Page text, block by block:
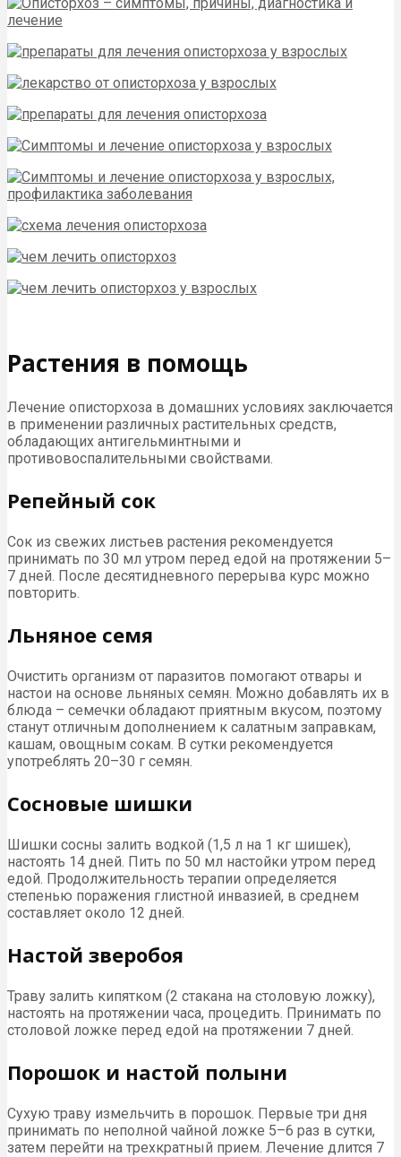
Растения в помощь
Лечение описторхоза в домашних условиях заключается
в применении различных растительных средств,
обладающих антигельминтными и
противовоспалительными свойствами.
Репейный сок
Сок из свежих листьев растения рекомендуется
принимать по 30 мл утром перед едой на протяжении 5–
7 дней. После десятидневного перерыва курс можно
повторить.
Льняное семя
Очистить организм от паразитов помогают отвары и
настои на основе льняных семян. Можно добавлять их в
блюда – семечки обладают приятным вкусом, поэтому
станут отличным дополнением к салатным заправкам,
кашам, овощным сокам. В сутки рекомендуется
употреблять 20–30 г семян.
Сосновые шишки
Шишки сосны залить водкой (1,5 л на 1 кг шишек),
настоять 14 дней. Пить по 50 мл настойки утром перед
едой. Продолжительность терапии определяется
степенью поражения глистной инвазией, в среднем
составляет около 12 дней.
Настой зверобоя
Траву залить кипятком (2 стакана на столовую ложку),
настоять на протяжении часа, процедить. Принимать по
столовой ложке перед едой на протяжении 7 дней.
Порошок и настой полыни
Сухую траву измельчить в порошок. Первые три дня
принимать по неполной чайной ложке 5–6 раз в сутки,
затем перейти на трехкратный прием. Лечение длится 7